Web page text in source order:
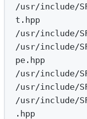
/usr/include/
t.hpp
/usr/include/
/usr/include/
pe.hpp
/usr/include/
/usr/include/
/usr/include/
.hpp